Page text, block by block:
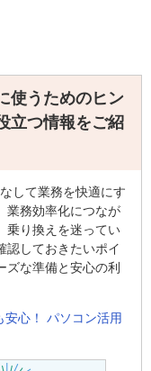
使うためのヒン
立つ情報をご紹
して業務を快適にす
業務効率化につなが
乗り換えを迷ってい
認しておきたいポイ
ズな準備と安心の利
心！ パソコン活用